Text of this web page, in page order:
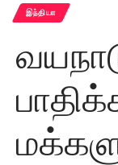
இந்தியா